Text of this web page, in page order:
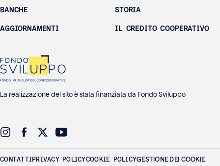
BANCHE
AGGIORNAMENTI
STORIA
IL CREDITO COOPERATIVO
La realizzazione del sito è stata finanziata da Fondo Sviluppo
CONTATTI PRIVACY POLICYCOOKIE POLICYGESTIONE DEI COOKIE